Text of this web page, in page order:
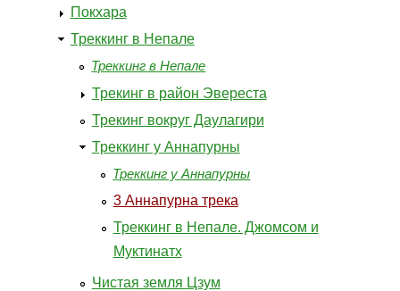
Покхара
Треккинг в Непале
Треккинг в Непале
Трекинг в район Эвереста
Трекинг вокруг Даулагири
Треккинг у Аннапурны
Треккинг у Аннапурны
3 Аннапурна трека
Треккинг в Непале. Джомсом и
Муктинатх
Чистая земля Цзум